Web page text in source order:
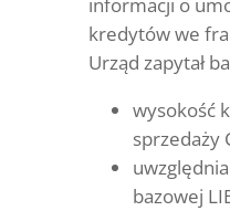
informacji o
kredytów we
Urząd zapytał
wysokość
sprzedaży
bazowej